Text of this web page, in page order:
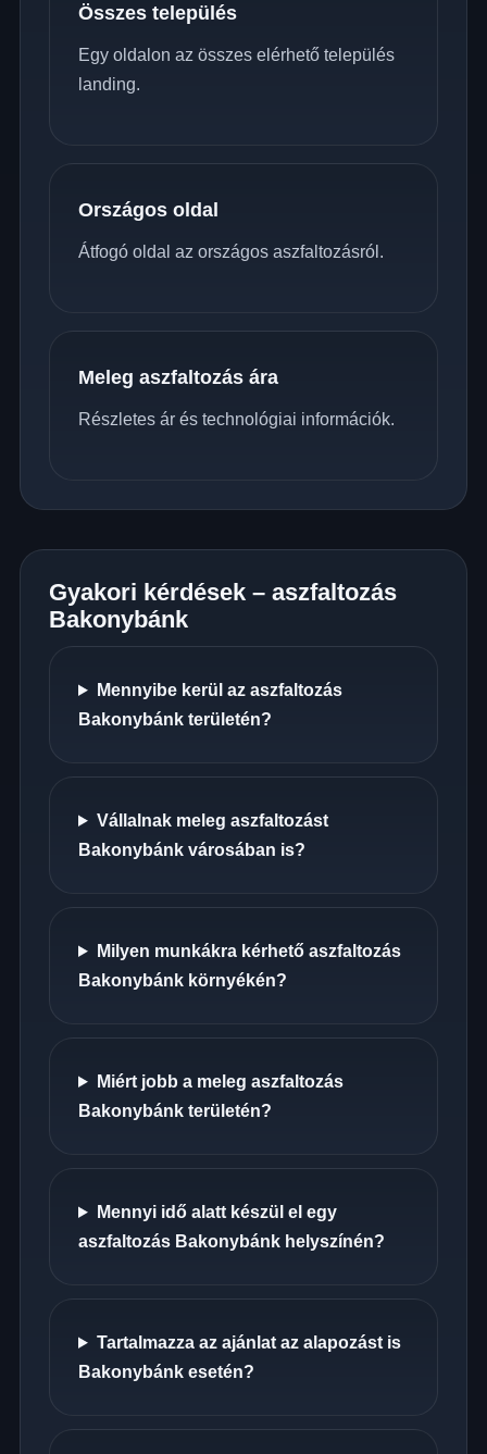
Összes település
Egy oldalon az összes elérhető település
landing.
Országos oldal
Átfogó oldal az országos aszfaltozásról.
Meleg aszfaltozás ára
Részletes ár és technológiai információk.
Gyakori kérdések – aszfaltozás
Bakonybánk
Mennyibe kerül az aszfaltozás
Bakonybánk területén?
Vállalnak meleg aszfaltozást
Bakonybánk városában is?
Milyen munkákra kérhető aszfaltozás
Bakonybánk környékén?
Miért jobb a meleg aszfaltozás
Bakonybánk területén?
Mennyi idő alatt készül el egy
aszfaltozás Bakonybánk helyszínén?
Tartalmazza az ajánlat az alapozást is
Bakonybánk esetén?